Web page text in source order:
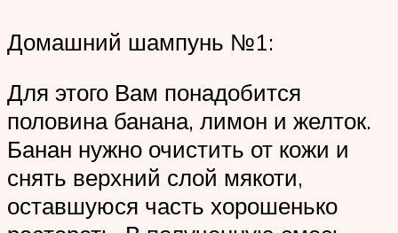
Домашний шампунь №1:
Для этого Вам понадобится
половина банана, лимон и желток.
Банан нужно очистить от кожи и
снять верхний слой мякоти,
оставшуюся часть хорошенько